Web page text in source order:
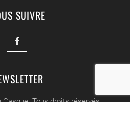
SUIVRE
Tous droits réservés.